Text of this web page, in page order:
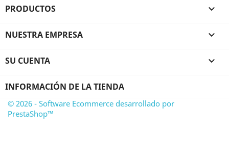
PRODUCTOS 
NUESTRA EMPRESA 
SU CUENTA 
INFORMACIÓN DE LA TIENDA
© 2026 - Software Ecommerce desarrollado por
PrestaShop™